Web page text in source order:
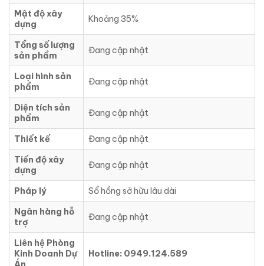
Mật độ xây
dựng
Khoảng 35%
Tổng số lượng
sản phẩm
Đang cập nhật
Loại hình sản
phẩm
Đang cập nhật
Diện tích sản
phẩm
Đang cập nhật
Thiết kế
Đang cập nhật
Tiến độ xây
dựng
Đang cập nhật
Pháp lý
Sổ hồng sở hữu lâu dài
Ngân hàng hỗ
trợ
Đang cập nhật
Liên hệ Phòng
Kinh Doanh Dự
Hotline: 0949.124.589